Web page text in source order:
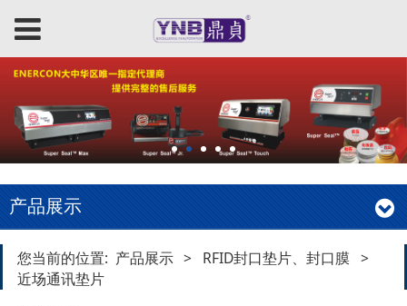
产品展示
您当前的位置: 产品展示 > RFID封口垫片、封口膜 >
近场通讯垫片